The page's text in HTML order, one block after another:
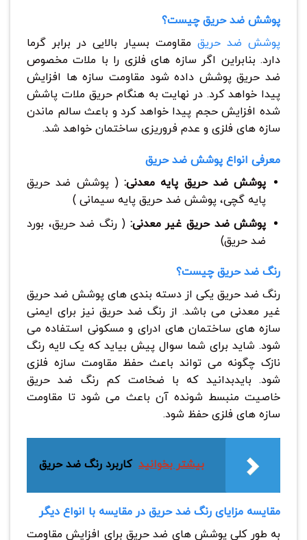
پوشش ضد حریق چیست؟
پوشش ضد حریق مقاومت بسیار بالایی در برابر گرما
دارد. بنابراین اگر سازه های فلزی را با ملات مخصوص
ضد حریق پوشش داده شود مقاومت سازه ها افزایش
پیدا خواهد کرد. در نهایت به هنگام حریق ملات پاشش
شده افزایش حجم پیدا خواهد کرد و باعث سالم ماندن
سازه های فلزی و عدم فروریزی ساختمان خواهد شد.
معرفی انواع پوشش ضد حریق
پوشش ضد حریق پایه معدنی:( پوشش ضد حریق
پایه گچی، پوشش ضد حریق پایه سیمانی )
پوشش ضد حریق غیر معدنی: ( رنگ ضد حریق، بورد
ضد حریق)
رنگ ضد حریق چیست؟
رنگ ضد حریق یکی از دسته بندی های پوشش ضد حریق
غیر معدنی می باشد. از رنگ ضد حریق نیز برای ایمنی
سازه های ساختمان های ادرای و مسکونی استفاده می
شود. شاید برای شما سوال پیش بیاید که یک لایه رنگ
نازک چگونه می تواند باعث حفظ مقاومت سازه فلزی
شود. بایدبدانید که با ضخامت کم رنگ ضد حریق
خاصیت منبسط شونده آن باعث می شود تا مقاومت
سازه های فلزی حفظ شود.
بیشتر بخوانید کاربرد رنگ ضد حریق
مقایسه مزایای رنگ ‌ضد حریق در مقایسه با انواع دیگر
به طور کلی پوشش های ضد حریق برای افزایش مقاومت